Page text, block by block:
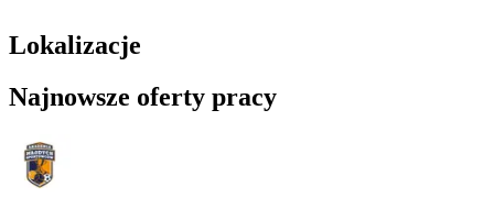
Lokalizacje
Najnowsze oferty pracy